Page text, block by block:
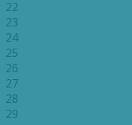
22
23
24
25
26
27
28
29